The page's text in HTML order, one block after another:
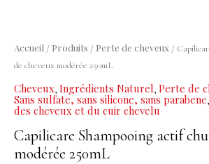
Accueil / Produits / Perte de cheveux /
de cheveux modérée 250mL
Cheveux, Ingrédients Naturel, Perte de
Sans sulfate, sans silicone, sans parabene,
des cheveux et du cuir chevelu
Capilicare Shampooing actif
modérée 250mL
cheveux
modérée